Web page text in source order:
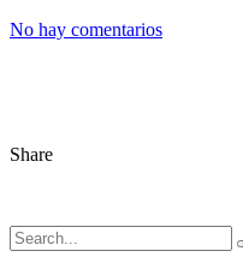
No hay comentarios
Share